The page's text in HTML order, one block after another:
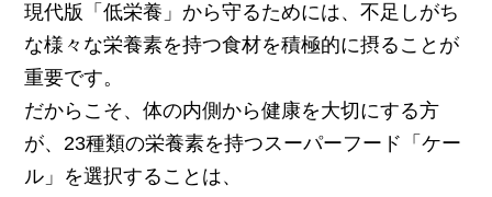
現代版「低栄養」から守るためには、不足しがち
な様々な栄養素を持つ食材を積極的に摂ることが
重要です。
だからこそ、体の内側から健康を大切にする方
が、23種類の栄養素を持つスーパーフード「ケー
ル」を選択することは、